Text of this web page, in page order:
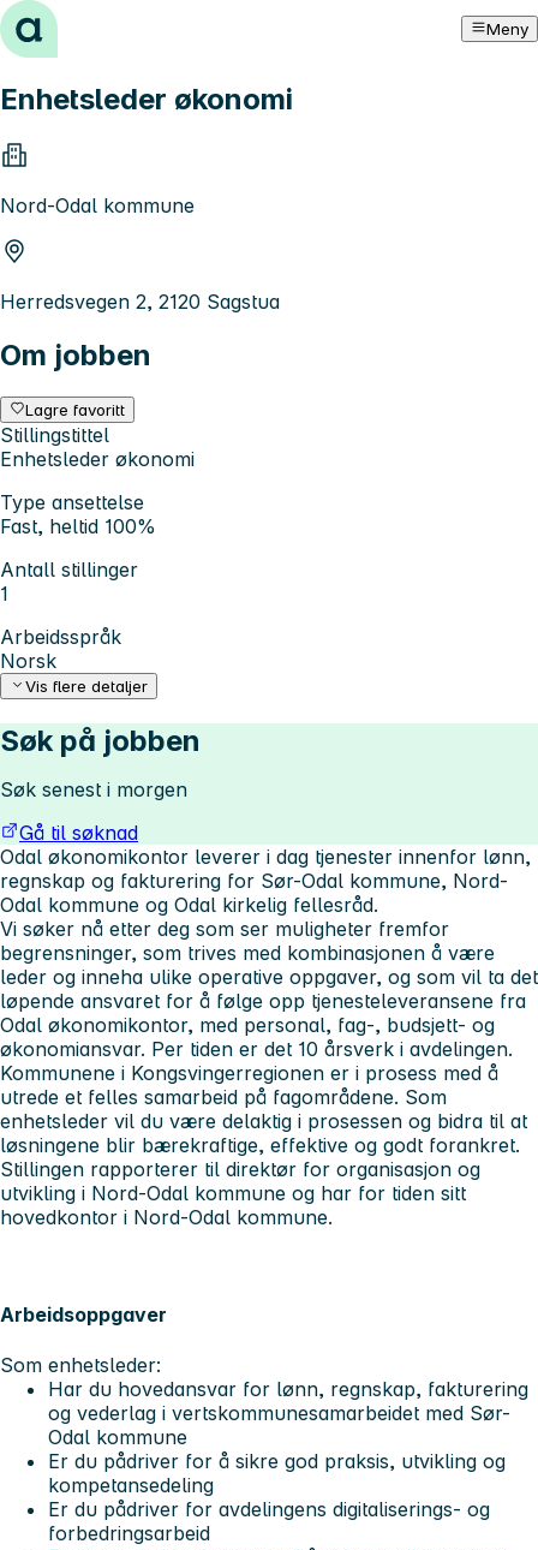
Hopp til innhold Meny
Enhetsleder økonomi
Nord-Odal kommune
Herredsvegen 2, 2120 Sagstua
Om jobben
Lagre favoritt
Stillingstittel
Enhetsleder økonomi
Type ansettelse
Fast, heltid 100%
Antall stillinger
1
Arbeidsspråk
Norsk
Vis flere detaljer
Søk på jobben
Søk senest i morgen
Gå til søknad
Odal økonomikontor leverer i dag tjenester innenfor lønn,
regnskap og fakturering for Sør-Odal kommune, Nord-
Odal kommune og Odal kirkelig fellesråd.
Vi søker nå etter deg som ser muligheter fremfor
begrensninger, som trives med kombinasjonen å være
leder og inneha ulike operative oppgaver, og som vil ta det
løpende ansvaret for å følge opp tjenesteleveransene fra
Odal økonomikontor, med personal, fag-, budsjett- og
økonomiansvar. Per tiden er det 10 årsverk i avdelingen.
Kommunene i Kongsvingerregionen er i prosess med å
utrede et felles samarbeid på fagområdene. Som
enhetsleder vil du være delaktig i prosessen og bidra til at
løsningene blir bærekraftige, effektive og godt forankret.
Stillingen rapporterer til direktør for organisasjon og
utvikling i Nord-Odal kommune og har for tiden sitt
hovedkontor i Nord-Odal kommune.
Arbeidsoppgaver
Som enhetsleder:
Har du hovedansvar for lønn, regnskap, fakturering
og vederlag i vertskommunesamarbeidet med Sør-
Odal kommune
Er du pådriver for å sikre god praksis, utvikling og
kompetansedeling
Er du pådriver for avdelingens digitaliserings- og
forbedringsarbeid